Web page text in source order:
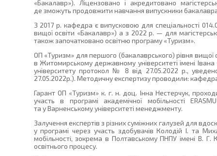
«Бакалавр»). Ліцензовано і акредитовано
де зможуть продовжити навчання випускники
З 2017 р. кафедра є випусковою для спеціальності
вищої освіти «Бакалавр») а з 2022 р. — для
також започатковано освітню програму «Туризм».
ОП «Туризм» для першого (бакалаврського) рівня
в Житомирському державному університеті імені
університету протокол № 8 від 27.05.2022 р.,
27.05.2022р.). Методичну експертизу проводили: кафедра
Гарант ОП «Туризм» к. г. н. доц. Інна Нестерчук,
участь в програмі академічної мобільності
та у Варненському університеті менеджменту.
Залучення експертів з різних суміжних галузей для
у програмі через участь здобувачів Колодій І. та
мобільності, зокрема в Полтавському ПНПУ імені В. Г.
освітнього процесу.